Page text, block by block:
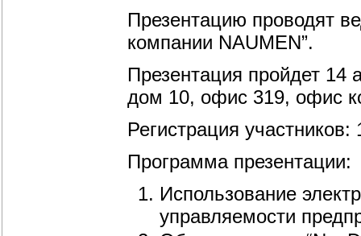
Презентацию проводят
компании NAUMEN”.
Презентация пройдет 14
дом 10, офис 319, офис
Регистрация участников:
Программа презентации:
Использование
управляемости